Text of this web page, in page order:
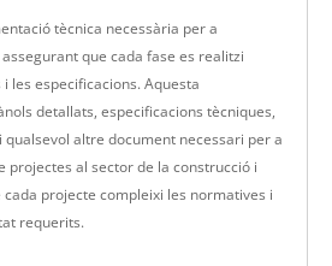
tècnica necessària per a
que cada fase es realitzi
les especificacions. Aquesta
detallats, especificacions tècniques,
altre document necessari per a
projectes al sector de la construcció i
projecte compleixi les normatives i
requerits.